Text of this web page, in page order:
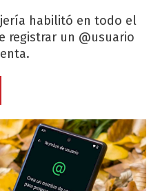
habilitó en todo el
registrar un @usuario